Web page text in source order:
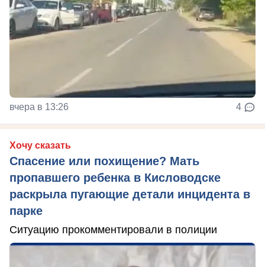
вчера в 13:26 4
Хочу сказать
Спасение или похищение? Мать
пропавшего ребенка в Кисловодске
раскрыла пугающие детали инцидента в
парке
Ситуацию прокомментировали в полиции